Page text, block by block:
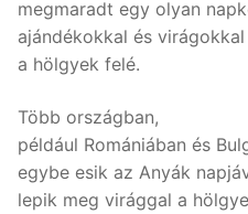
megmaradt egy olyan
ajándékokkal és
a hölgyek felé.
Több országban,
például Romániában és
egybe esik az Anyák
lepik meg virággal a